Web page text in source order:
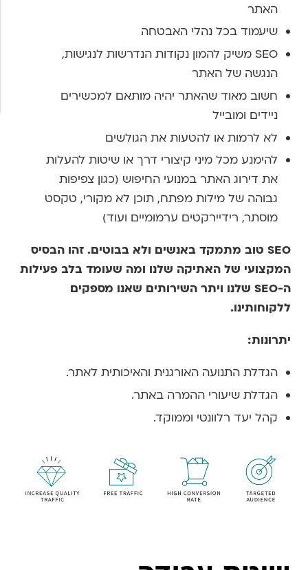
האתר
שיעמוד בכל נהלי האבטחה
SEO משיק להמון נקודות הנדרשות לנגישות,
הנגשה של האתר
חשוב מאוד שהאתר יהיה מותאם למכשירים
ניידים ומובייל
לא לרמות או להטעות את הגולשים
להימנע מכל מיני קיצורי דרך או שיטות להעלות
את דירוג האתר במנועי החיפוש (כגון צפיפות
גבוהה של מילות מפתח, תוכן לא מקורי, טקסט
מוסתר, רידיירקטים ערמומיים ועוד)
SEO טוב מתמקד באנשים ולא בבוטים. זהו הבסיס
המקצועי של האתיקה שלנו ומה שעומד בלב פעילות
ה-SEO שלנו ויתר השירותים שאנו מספקים
ללקוחותינו.
יתרונות:
הגדלת התנועה האורגנית והאיכותית לאתר.
הגדלת שיעורי ההמרה באתר.
קהל יעד רלוונטי וממוקד.